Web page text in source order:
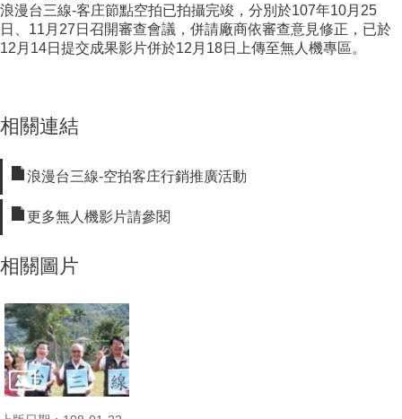
浪漫台三線-客庄節點空拍已拍攝完竣，分別於107年10月25
日、11月27日召開審查會議，併請廠商依審查意見修正，已於
12月14日提交成果影片併於12月18日上傳至無人機專區。
相關連結
浪漫台三線-空拍客庄行銷推廣活動
更多無人機影片請參閱
相關圖片